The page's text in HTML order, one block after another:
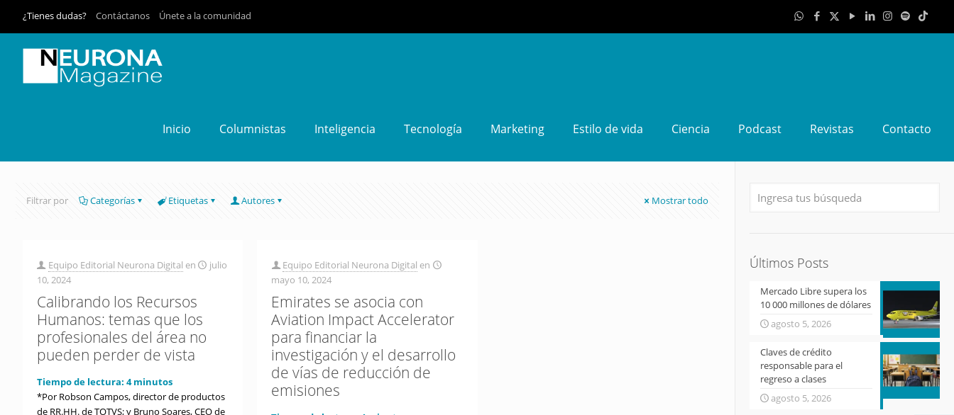
¿Tienes dudas? Contáctanos Únete a la comunidad
Inicio Columnistas Inteligencia Tecnología Marketing Estilo de vida Ciencia Podcast Revistas Contacto
Filtrar por Categorías Etiquetas Autores Mostrar todo
Equipo Editorial Neurona Digital en
julio
10, 2024
Calibrando los Recursos
Humanos: temas que los
profesionales del área no
pueden perder de vista
Tiempo de lectura: 4 minutos
*Por Robson Campos, director de productos
de RR.HH. de TOTVS; y Bruno Soares, CEO de
Equipo Editorial Neurona Digital en
mayo 10, 2024
Emirates se asocia con
Aviation Impact Accelerator
para financiar la
investigación y el desarrollo
de vías de reducción de
emisiones
Últimos Posts
Mercado Libre supera los
10 000 millones de dólares
agosto 5, 2026
Claves de crédito
responsable para el
regreso a clases
agosto 5, 2026